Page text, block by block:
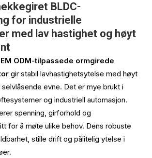
BLDC-
for industrielle
med lav hastighet og høyt
ODM-tilpassede ormgirede
gir stabil lavhastighetsytelse med høyt
evne. Det er mye brukt i
og industriell automasjon.
spenning, girforhold og
for å møte ulike behov. Dens robuste
stille drift og pålitelig ytelse i